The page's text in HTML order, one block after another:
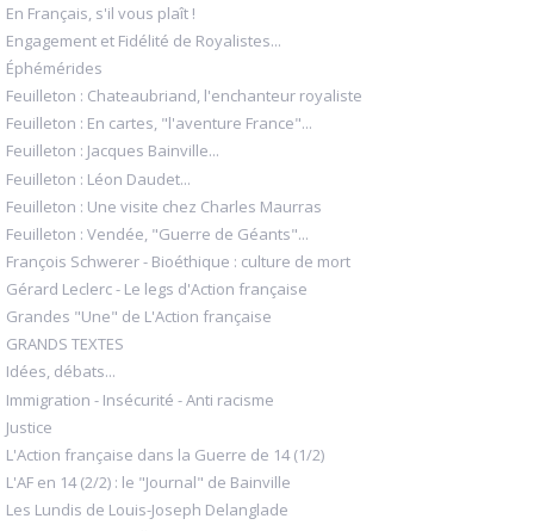
En Français, s'il vous plaît !
Engagement et Fidélité de Royalistes...
Éphémérides
Feuilleton : Chateaubriand, l'enchanteur royaliste
Feuilleton : En cartes, "l'aventure France"...
Feuilleton : Jacques Bainville...
Feuilleton : Léon Daudet...
Feuilleton : Une visite chez Charles Maurras
Feuilleton : Vendée, "Guerre de Géants"...
François Schwerer - Bioéthique : culture de mort
Gérard Leclerc - Le legs d'Action française
Grandes "Une" de L'Action française
GRANDS TEXTES
Idées, débats...
Immigration - Insécurité - Anti racisme
Justice
L'Action française dans la Guerre de 14 (1/2)
L'AF en 14 (2/2) : le "Journal" de Bainville
Les Lundis de Louis-Joseph Delanglade